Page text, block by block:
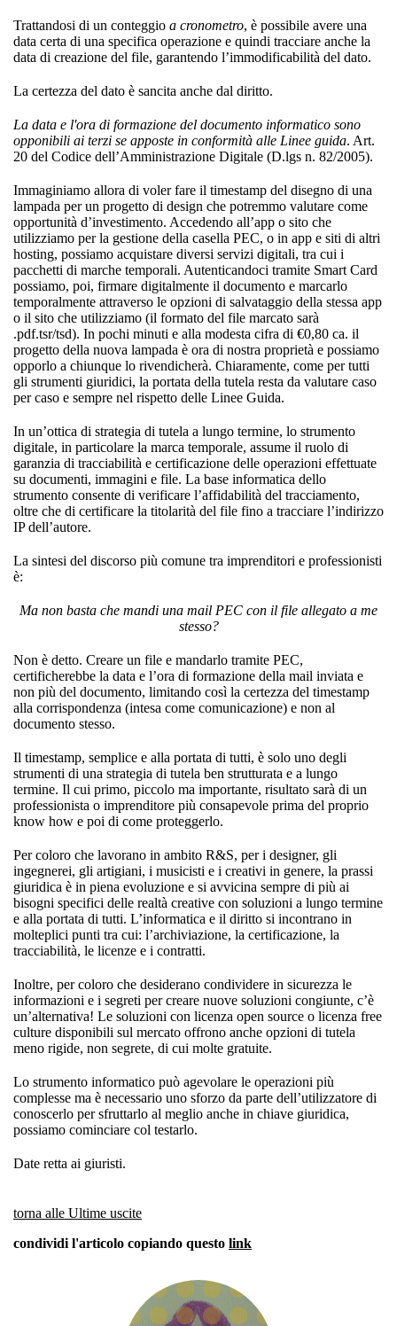
Trattandosi di un conteggio a cronometro, è possibile avere una
data certa di una specifica operazione e quindi tracciare anche la
data di creazione del file, garantendo l’immodificabilità del dato.
La certezza del dato è sancita anche dal diritto.
La data e l'ora di formazione del documento informatico sono
opponibili ai terzi se apposte in conformità alle Linee guida. Art.
20 del Codice dell’Amministrazione Digitale (D.lgs n. 82/2005).
Immaginiamo allora di voler fare il timestamp del disegno di una
lampada per un progetto di design che potremmo valutare come
opportunità d’investimento. Accedendo all’app o sito che
utilizziamo per la gestione della casella PEC, o in app e siti di altri
hosting, possiamo acquistare diversi servizi digitali, tra cui i
pacchetti di marche temporali. Autenticandoci tramite Smart Card
possiamo, poi, firmare digitalmente il documento e marcarlo
temporalmente attraverso le opzioni di salvataggio della stessa app
o il sito che utilizziamo (il formato del file marcato sarà
.pdf.tsr/tsd). In pochi minuti e alla modesta cifra di €0,80 ca. il
progetto della nuova lampada è ora di nostra proprietà e possiamo
opporlo a chiunque lo rivendicherà. Chiaramente, come per tutti
gli strumenti giuridici, la portata della tutela resta da valutare caso
per caso e sempre nel rispetto delle Linee Guida.
In un’ottica di strategia di tutela a lungo termine, lo strumento
digitale, in particolare la marca temporale, assume il ruolo di
garanzia di tracciabilità e certificazione delle operazioni effettuate
su documenti, immagini e file. La base informatica dello
strumento consente di verificare l’affidabilità del tracciamento,
oltre che di certificare la titolarità del file fino a tracciare l’indirizzo
IP dell’autore.
La sintesi del discorso più comune tra imprenditori e professionisti
è:
Ma non basta che mandi una mail PEC con il file allegato a me
stesso?
Non è detto. Creare un file e mandarlo tramite PEC,
certificherebbe la data e l’ora di formazione della mail inviata e
non più del documento, limitando così la certezza del timestamp
alla corrispondenza (intesa come comunicazione) e non al
documento stesso.
Il timestamp, semplice e alla portata di tutti, è solo uno degli
strumenti di una strategia di tutela ben strutturata e a lungo
termine. Il cui primo, piccolo ma importante, risultato sarà di un
professionista o imprenditore più consapevole prima del proprio
know how e poi di come proteggerlo.
Per coloro che lavorano in ambito R&S, per i designer, gli
ingegnerei, gli artigiani, i musicisti e i creativi in genere, la prassi
giuridica è in piena evoluzione e si avvicina sempre di più ai
bisogni specifici delle realtà creative con soluzioni a lungo termine
e alla portata di tutti. L’informatica e il diritto si incontrano in
molteplici punti tra cui: l’archiviazione, la certificazione, la
tracciabilità, le licenze e i contratti.
Inoltre, per coloro che desiderano condividere in sicurezza le
informazioni e i segreti per creare nuove soluzioni congiunte, c’è
un’alternativa! Le soluzioni con licenza open source o licenza free
culture disponibili sul mercato offrono anche opzioni di tutela
meno rigide, non segrete, di cui molte gratuite.
Lo strumento informatico può agevolare le operazioni più
complesse ma è necessario uno sforzo da parte dell’utilizzatore di
conoscerlo per sfruttarlo al meglio anche in chiave giuridica,
possiamo cominciare col testarlo.
Date retta ai giuristi.
torna alle Ultime uscite
condividi l'articolo copiando questo link